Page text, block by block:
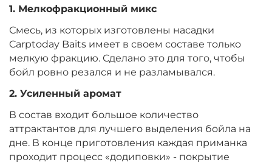
‍299‍ ₽‍352‍₽ +
−
Диаметр:
Вкус:
‍299‍ ₽‍352‍ ₽ +
−
1. Мелкофракционный микс
Смесь, из которых изготовлены насадки
Carptoday Baits имеет в своем составе только
мелкую фракцию. Сделано это для того, чтобы
бойл ровно резался и не разламывался.
2. Усиленный аромат
В состав входит большое количество
аттрактантов для лучшего выделения бойла на
дне. В конце приготовления каждая приманка
проходит процесс «додиповки» - покрытие